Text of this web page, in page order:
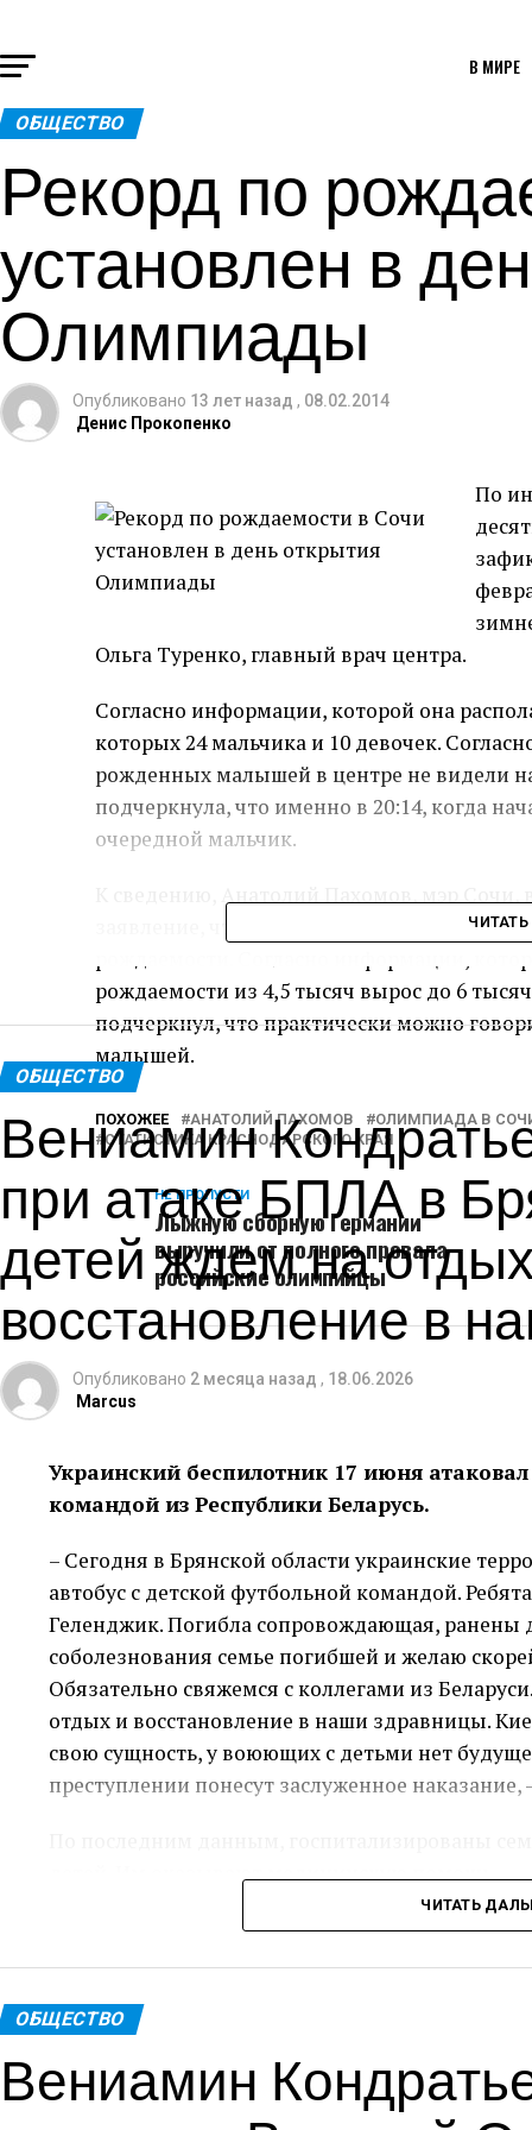
В МИРЕ
ОБЩЕСТВО
Рекорд по
установлен в
Олимпиады
Опубликовано 13 лет назад , 08.02.2014
Денис Прокопенко
По
Ольга Туренко, главный врач центра.
Согласно информации, которой она
которых 24 мальчика и 10 девочек.
рожденных малышей в центре не видели
подчеркнула, что именно в 20:14, когда
очередной мальчик.
заявление, что в городе-курорте
рождаемости из 4,5 тысяч вырос до 6
подчеркнул, что практически можно
малышей.
ПОХОЖЕЕ АНАТОЛИЙ ПАХОМОВ
ОЛИМПИАДА В
СТАТИСТИКА КРАСНОДАРСКОГО КРАЯ
НЕ ПРОПУСТИ
Лыжную сборную Германии
выручили от полного провала
российские олимпийцы
ОБЩЕСТВО
Вениамин
при атаке БПЛА в
детей ждем на
восстановление в
Опубликовано 2 месяца назад , 18.06.2026
Marcus
Украинский беспилотник 17 июня
командой из Республики Беларусь.
– Сегодня в Брянской области украинские
автобус с детской футбольной командой.
Геленджик. Погибла сопровождающая, ранены
соболезнования семье погибшей и желаю
Обязательно свяжемся с коллегами из
отдых и восстановление в наши здравницы.
свою сущность, у воюющих с детьми нет
преступлении понесут заслуженное
детей. Им оказывают медицинскую помощь.
Пресс-
ЧИТАТЬ
ОБЩЕСТВО
Вениамин